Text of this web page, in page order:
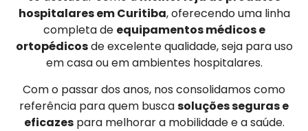
hospitalares em Curitiba, oferecendo uma linha
completa de equipamentos médicos e
ortopédicosde excelente qualidade, seja para uso
em casa ou em ambientes hospitalares.
Com o passar dos anos, nos consolidamos como
referência para quem buscasoluções seguras e
eficazespara melhorar a mobilidade e a saúde.